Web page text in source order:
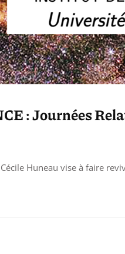
: Journées
Huneau vise à faire